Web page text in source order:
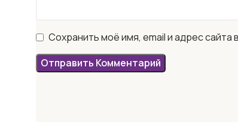
Сохранить моё имя, email и адрес